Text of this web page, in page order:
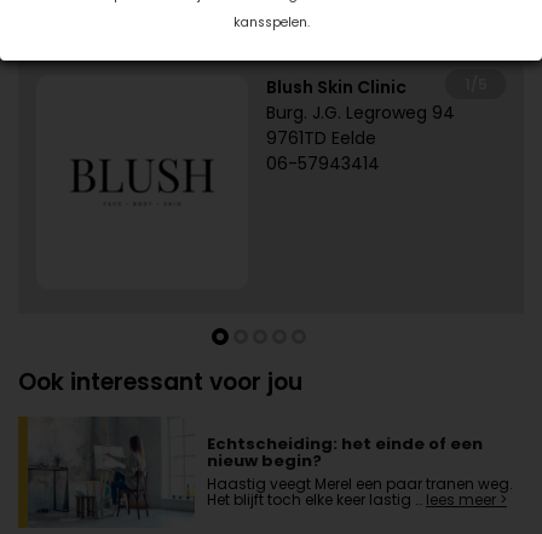
kansspelen.
Specialisten in jouw buurt
Blush Skin Clinic
Burg. J.G. Legroweg 94
9761TD Eelde
06-57943414
Ook interessant voor jou
Echtscheiding: het einde of een
nieuw begin?
Haastig veegt Merel een paar tranen weg.
Het blijft toch elke keer lastig … lees meer >